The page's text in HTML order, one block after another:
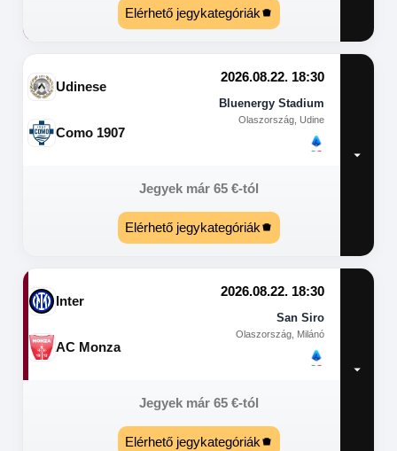
Elérhető jegykategóriák
Udinese
2026.08.22. 18:30
Bluenergy Stadium
Olaszország, Udine
Como 1907
Jegyek már 65 €-tól
Elérhető jegykategóriák
Inter
2026.08.22. 18:30
San Siro
Olaszország, Milánó
AC Monza
Jegyek már 65 €-tól
Elérhető jegykategóriák